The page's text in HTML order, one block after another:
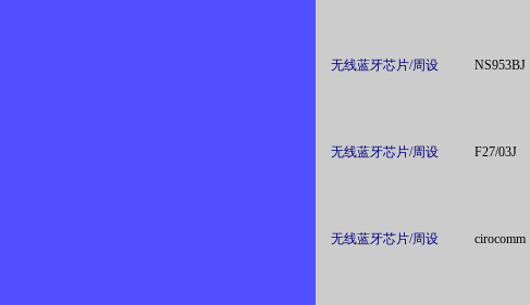
无线蓝牙芯片/周设 NS953BJ
无线蓝牙芯片/周设 F27/03J
无线蓝牙芯片/周设 cirocomm